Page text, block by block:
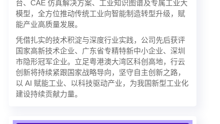
台、CAE 仿真解决方案、工业知识图谱及专属工业大
模型，全方位推动传统工业向智能制造转型升级，赋
能产业高质量发展。
凭借扎实的技术积淀与深度行业实践，公司先后获评
国家高新技术企业、广东省专精特新中小企业、深圳
市隐形冠军企业。立足粤港澳大湾区科创高地，行云
创新将持续紧跟国家战略导向，坚守自主创新之路，
以 AI 赋能工业、以科技驱动产业，为我国新型工业化
建设持续贡献力量。